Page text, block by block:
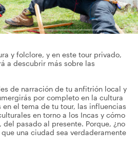
y folclore, y en este tour privado,
a descubrir más sobre las
de narración de tu anfitrión local y
por completo en la cultura
en el tema de tu tour, las influencias
en torno a los Incas y cómo
del pasado al presente. Porque, ¿no
una ciudad sea verdaderamente